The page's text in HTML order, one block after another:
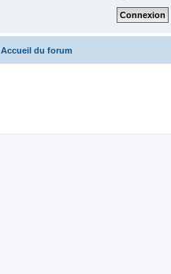
Accueil du forum